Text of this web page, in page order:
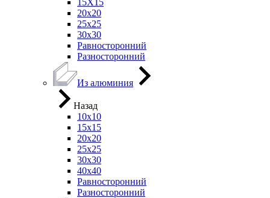
15Х15
20х20
25х25
30х30
Равносторонний
Разносторонний
Из алюминия
Назад
10х10
15х15
20х20
25х25
30х30
40х40
Равносторонний
Разносторонний